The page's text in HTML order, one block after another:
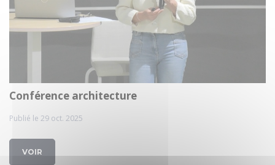
Conférence architecture
Publié le 29 oct. 2025
VOIR